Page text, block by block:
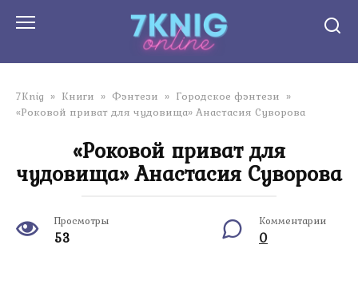
7Knig » Книги » Фэнтези » Городское фэнтези »
«Роковой приват для чудовища» Анастасия Суворова
«Роковой приват для
чудовища» Анастасия Суворова
Просмотры
53
Комментарии
0